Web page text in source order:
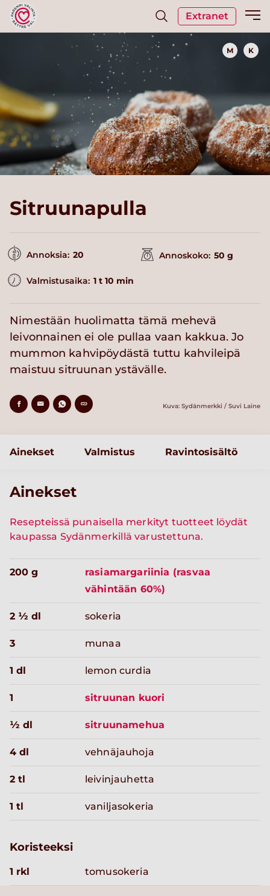
Extranet
M K
Sitruunapulla
Annoksia: 20 Annoskoko: 50 g
Valmistusaika: 1 t 10 min
Nimestään huolimatta tämä mehevä
leivonnainen ei ole pullaa vaan kakkua. Jo
mummon kahvipöydästä tuttu kahvileipä
maistuu sitruunan ystävälle.
Kuva: Sydänmerkki / Suvi Laine
Ainekset Valmistus Ravintosisältö
Ainekset
Resepteissä punaisella merkityt tuotteet löydät
kaupassa Sydänmerkillä varustettuna.
200 g
rasiamargariinia (rasvaa
vähintään 60%)
2 ½ dl sokeria
3 munaa
1 dl lemon curdia
1 sitruunan kuori
½ dl sitruunamehua
4 dl vehnäjauhoja
2 tl leivinjauhetta
1 tl vaniljasokeria
Koristeeksi
1 rkl tomusokeria